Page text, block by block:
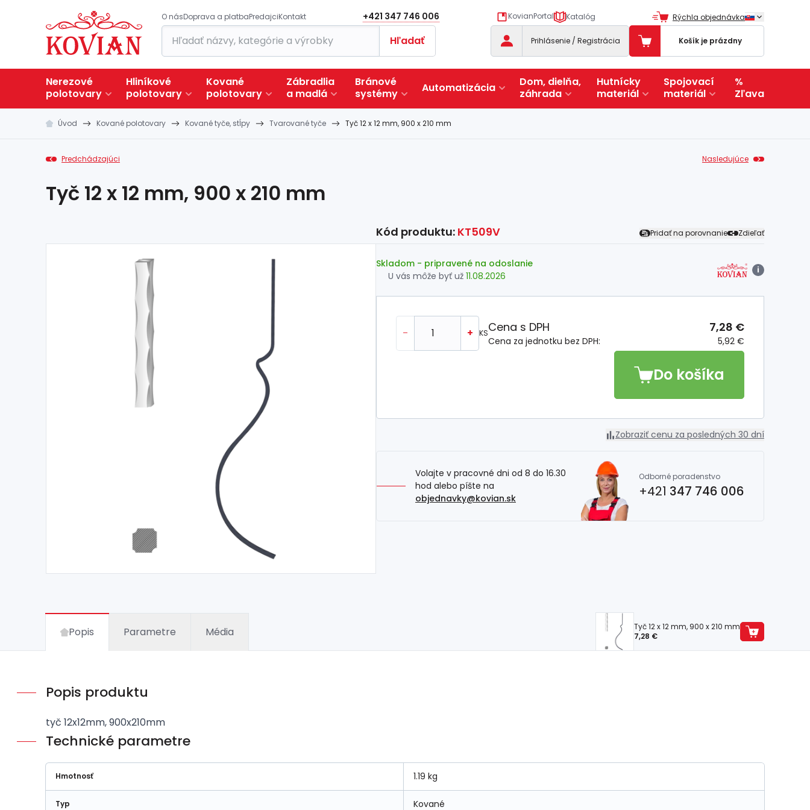
O násDoprava a platbaPredajciKontakt +421 347 746 006 KovianPortal Katalóg Rýchla objednávka
Hľadať Prihlásenie / Registrácia Košík je prázdny
Nerezové
polotovary
Hliníkové
polotovary
Kované
polotovary
Zábradlia
a madlá
Bránové
systémy
Automatizácia
Dom, dielňa,
záhrada
Hutnícky
materiál
Spojovací
materiál
%
Zľava
Úvod Kované polotovary Kované tyče, stĺpy Tvarované tyče Tyč 12 x 12 mm, 900 x 210 mm
Predchádzajúci Nasledujúce
Tyč 12 x 12 mm, 900 x 210 mm
Kód produktu: KT509V Pridať na porovnanie Zdieľať
Skladom - pripravené na odoslanie
U vás môže byť už 11.08.2026
i
- + KS
Cena za jednotku bez DPH: 5,92 €
Cena s DPH 7,28 €
Do košíka
Zobraziť cenu za posledných 30 dní
Volajte v pracovné dni od 8 do 16.30
hod alebo píšte na
objednavky@kovian.sk
Odborné poradenstvo
+421 347 746 006
Popis Parametre Média
Tyč 12 x 12 mm, 900 x 210 mm
7,28 €
Popis produktu
tyč 12x12mm, 900x210mm
Technické parametre
Hmotnosť 1.19 kg
Typ Kované